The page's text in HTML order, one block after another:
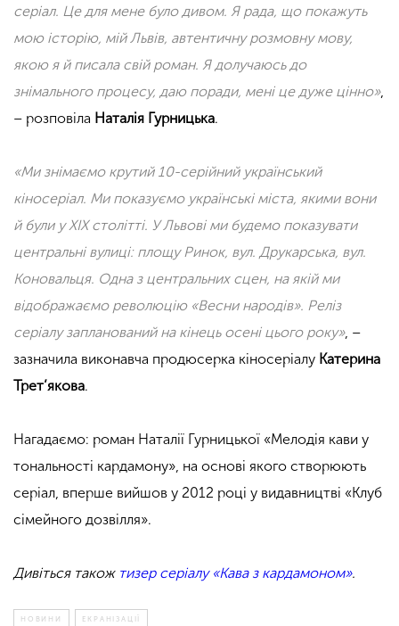
серіал. Це для мене було дивом. Я рада, що покажуть
мою історію, мій Львів, автентичну розмовну мову,
якою я й писала свій роман. Я долучаюсь до
знімального процесу, даю поради, мені це дуже цінно»,
– розповіла Наталія Гурницька.
«Ми знімаємо крутий 10-серійний український
кіносеріал. Ми показуємо українські міста, якими вони
й були у XIX столітті. У Львові ми будемо показувати
центральні вулиці: площу Ринок, вул. Друкарська, вул.
Коновальця. Одна з центральних сцен, на якій ми
відображаємо революцію «Весни народів». Реліз
серіалу запланований на кінець осені цього року», –
зазначила виконавча продюсерка кіносеріалу Катерина
Трет’якова.
Нагадаємо: роман Наталії Гурницької «Мелодія кави у
тональності кардамону», на основі якого створюють
серіал, вперше вийшов у 2012 році у видавництві «Клуб
сімейного дозвілля».
Дивіться також тизер серіалу «Кава з кардамоном».
НОВИНИ ЕКРАНІЗАЦІЇ